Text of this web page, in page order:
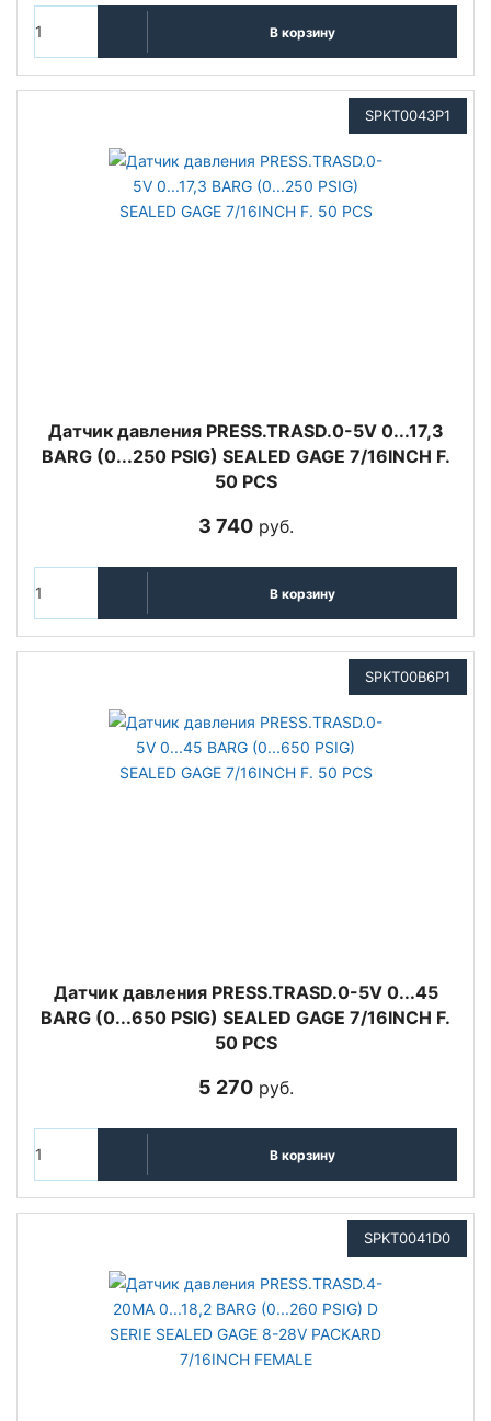
В корзину
SPKT0043P1
Датчик давления PRESS.TRASD.0-5V 0...17,3
BARG (0...250 PSIG) SEALED GAGE 7/16INCH F.
50 PCS
3 740руб.
В корзину
SPKT00B6P1
Датчик давления PRESS.TRASD.0-5V 0...45
BARG (0...650 PSIG) SEALED GAGE 7/16INCH F.
50 PCS
5 270руб.
В корзину
SPKT0041D0